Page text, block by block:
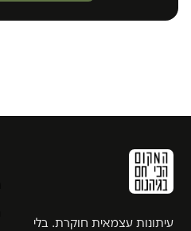
עיתונות עצמאית חוקרת. בלי